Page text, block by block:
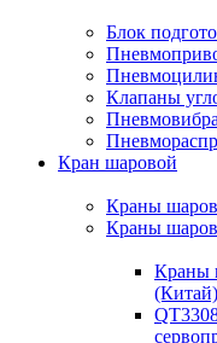
Блок
Клапаны
Кран шаровой
Краны
Краны
Краны
(Китай)